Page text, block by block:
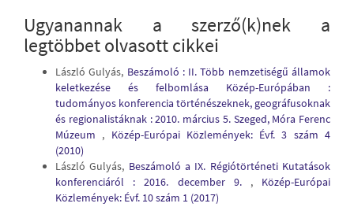
Ugyanannak a szerző(k)nek a
legtöbbet olvasott cikkei
László Gulyás, Beszámoló : II. Több nemzetiségű államok
keletkezése és felbomlása Közép-Európában :
tudományos konferencia történészeknek, geográfusoknak
és regionalistáknak : 2010. március 5. Szeged, Móra Ferenc
Múzeum , Közép-Európai Közlemények: Évf. 3 szám 4
(2010)
László Gulyás, Beszámoló a IX. Régiótörténeti Kutatások
konferenciáról : 2016. december 9. , Közép-Európai
Közlemények: Évf. 10 szám 1 (2017)